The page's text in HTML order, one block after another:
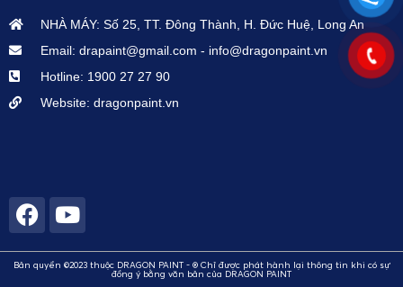
NHÀ MÁY: Số 25, TT. Đông Thành, H. Đức Huệ, Long An
Email: drapaint@gmail.com - info@dragonpaint.vn
Hotline: 1900 27 27 90
Website: dragonpaint.vn
Bản quyền ©2023 thuộc DRAGON PAINT - ® Chỉ được phát hành lại thông tin khi có sự
đồng ý bằng văn bản của DRAGON PAINT